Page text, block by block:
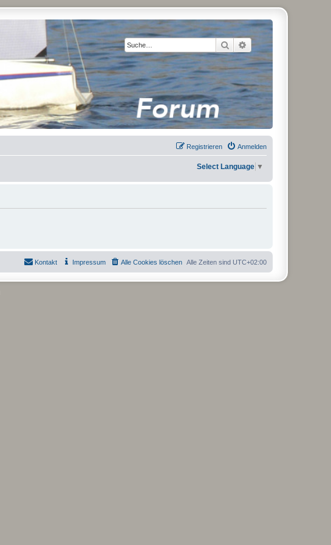
Suche Erweiterte Suche
Anmelden
Registrieren
Select Language ▼
Alle Zeiten sind UTC+02:00
Alle Cookies löschen
Impressum
Kontakt